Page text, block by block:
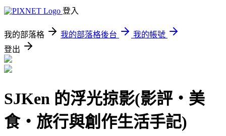
登入
我的部落格 我的部落格後台
我的帳號
登出
SJKen 的浮光掠影(影評‧美
食‧旅行與創作生活手記)